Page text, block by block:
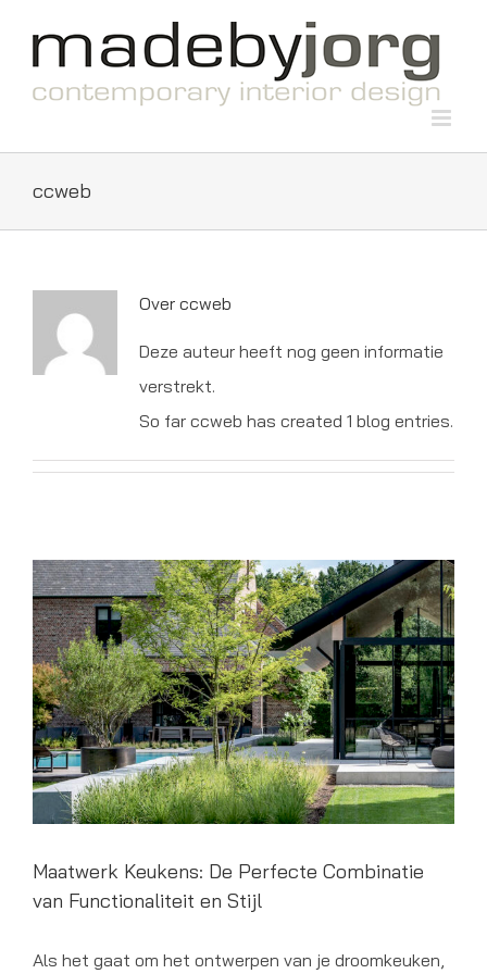
inhoud
ccweb
Over ccweb
Deze auteur heeft nog geen informatie
verstrekt.
So far ccweb has created 1 blog entries.
Maatwerk Keukens: De Perfecte Combinatie
van Functionaliteit en Stijl
Als het gaat om het ontwerpen van je droomkeuken,